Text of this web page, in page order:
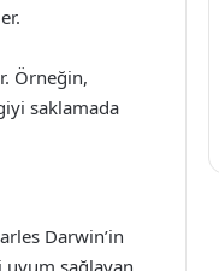
Örneğin,
saklamada
Darwin’in
sağlayan